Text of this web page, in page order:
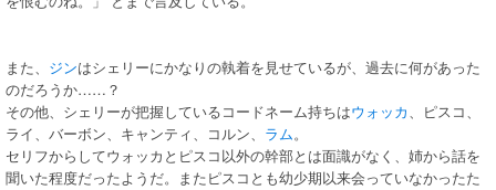
また、 ジンはシェリーにかなりの執着を見せているが、過去に何があった
のだろうか……？
その他、シェリーが把握しているコードネーム持ちはウォッカ、ピスコ、
ライ、バーボン、キャンティ、コルン、 ラム。
セリフからしてウォッカとピスコ以外の幹部とは面識がなく、姉から話を
聞いた程度だったようだ。またピスコとも幼少期以来会っていなかったた